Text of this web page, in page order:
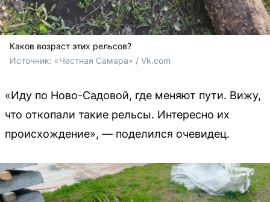
Каков возраст этих рельсов?
Источник: «Честная Самара» / Vk.com
«Иду по Ново-Садовой, где меняют пути. Вижу,
что откопали такие рельсы. Интересно их
происхождение», — поделился очевидец.